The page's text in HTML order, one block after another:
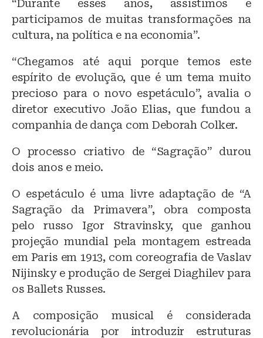
“Durante esses anos, assistimos e
participamos de muitas transformações na
cultura, na política e na economia”.
“Chegamos até aqui porque temos este
espírito de evolução, que é um tema muito
precioso para o novo espetáculo”, avalia o
diretor executivo João Elias, que fundou a
companhia de dança com Deborah Colker.
O processo criativo de “Sagração” durou
dois anos e meio.
O espetáculo é uma livre adaptação de “A
Sagração da Primavera”, obra composta
pelo russo Igor Stravinsky, que ganhou
projeção mundial pela montagem estreada
em Paris em 1913, com coreografia de Vaslav
Nijinsky e produção de Sergei Diaghilev para
os Ballets Russes.
A composição musical é considerada
revolucionária por introduzir estruturas